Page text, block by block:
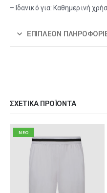
– Ιδανικό για: Καθημερινή
ΕΠΙΠΛΈΟΝ
ΣΧΕΤΙΚΆ ΠΡΟΪΌΝΤΑ
NEO